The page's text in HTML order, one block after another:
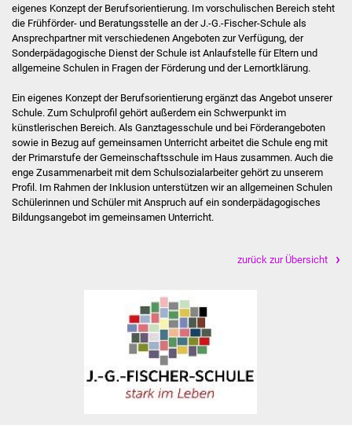
Jubiläumsjahr 2021
Partnerstädte
Schulentwicklung Bizet
Sanierung Hallenbad
Sanierung Bizethalle
Bürger & Service
Was erledige ich wo
Dienstleistungen
eigenes Konzept der Berufsorientierung. Im vorschulischen Bereich steht
die Frühförder- und Beratungsstelle an der J.-G.-Fischer-Schule als
Ansprechpartner mit verschiedenen Angeboten zur Verfügung, der
Sonderpädagogische Dienst der Schule ist Anlaufstelle für Eltern und
allgemeine Schulen in Fragen der Förderung und der Lernortklärung.
Ein eigenes Konzept der Berufsorientierung ergänzt das Angebot unserer
Schule. Zum Schulprofil gehört außerdem ein Schwerpunkt im
künstlerischen Bereich. Als Ganztagesschule und bei Förderangeboten
sowie in Bezug auf gemeinsamen Unterricht arbeitet die Schule eng mit
der Primarstufe der Gemeinschaftsschule im Haus zusammen. Auch die
enge Zusammenarbeit mit dem Schulsozialarbeiter gehört zu unserem
Profil. Im Rahmen der Inklusion unterstützen wir an allgemeinen Schulen
Schülerinnen und Schüler mit Anspruch auf ein sonderpädagogisches
Bildungsangebot im gemeinsamen Unterricht.
zurück zur Übersicht